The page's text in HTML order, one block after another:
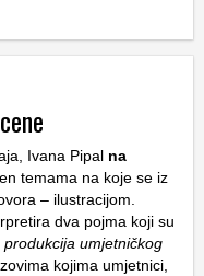
Ivana Pipal na
temama na koje se iz
– ilustracijom.
dva pojma koji su
produkcija umjetničkog
kojima umjetnici,